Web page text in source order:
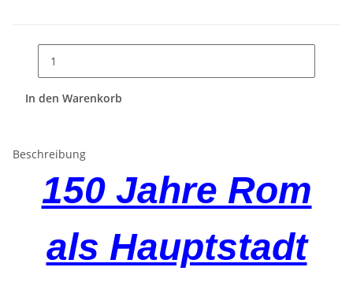
In den Warenkorb
Beschreibung
150 Jahre Rom
als Hauptstadt